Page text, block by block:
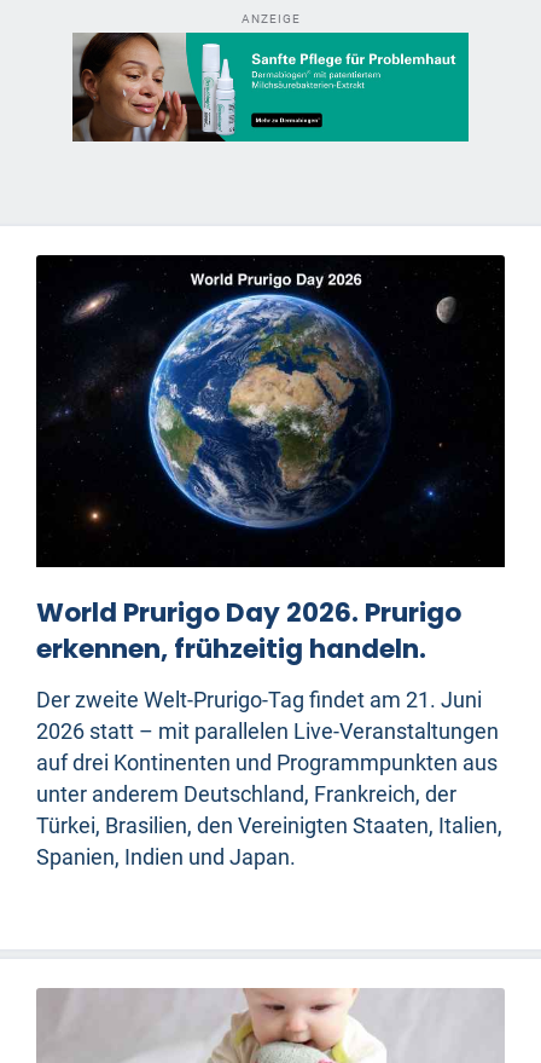
ANZEIGE
World Prurigo Day 2026. Prurigo
erkennen, frühzeitig handeln.
Der zweite Welt-Prurigo-Tag findet am 21. Juni
2026 statt – mit parallelen Live-Veranstaltungen
auf drei Kontinenten und Programmpunkten aus
unter anderem Deutschland, Frankreich, der
Türkei, Brasilien, den Vereinigten Staaten, Italien,
Spanien, Indien und Japan.